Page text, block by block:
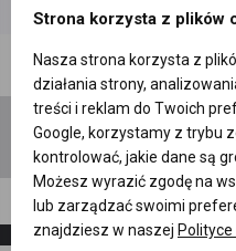
Polecane profile
Jarosław Jastrzębski,
Strona korzysta z plików
Nasza strona korzysta z
działania strony,
treści i reklam do Twoich
Google, korzystamy z trybu
kontrolować, jakie dane są
Możesz wyrazić zgodę na
lub zarządzać swoimi
znajdziesz w naszej